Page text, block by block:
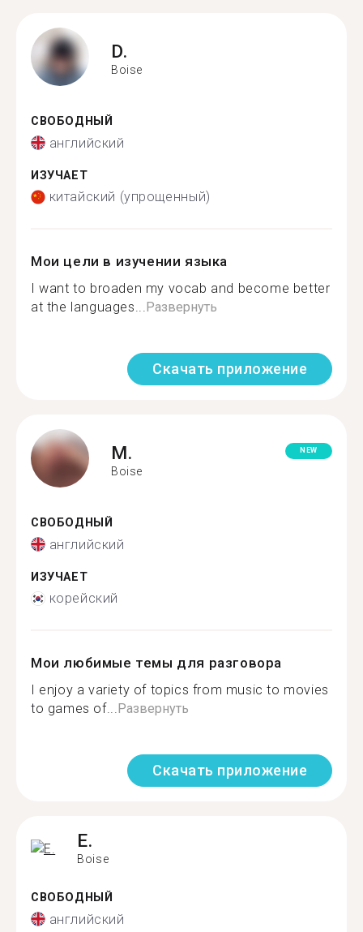
D.
Boise
СВОБОДНЫЙ
английский
ИЗУЧАЕТ
китайский (упрощенный)
Мои цели в изучении языка
I want to broaden my vocab and become better
at the languages...Развернуть
Скачать приложение
M.
Boise
NEW
СВОБОДНЫЙ
английский
ИЗУЧАЕТ
корейский
Мои любимые темы для разговора
I enjoy a variety of topics from music to movies
to games of...Развернуть
Скачать приложение
E.
Boise
СВОБОДНЫЙ
английский